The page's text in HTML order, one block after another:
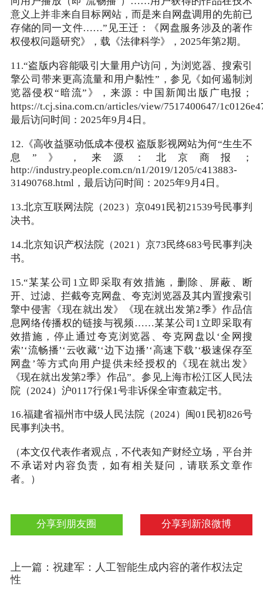
意义上并非来自目标网站，而是来自网盘调用的先前已
存储的同一文件……”见王迁：《网盘服务涉及的著作
权侵权问题研究》，载《法律科学》，2025年第2期。
11.“盗版内容能吸引大量用户访问，为浏览器、搜索引
擎公司带来更高流量和用户黏性”，参见《如何遏制浏
览器侵权“暗流”》，来源：中国新闻出版广电报；
https://t.cj.sina.com.cn/articles/view/7517400647/
最后访问时间：2025年9月4日。
12.《高收益驱动低成本侵权 盗版影视网站为何“生生不
息”》，来源：北京商报；
http://industry.people.com.cn/n1/2019/1205/c413883-
31490768.html，最后访问时间：2025年9月4日。
13.北京互联网法院（2023）京0491民初21539号民事判
决书。
14.北京知识产权法院（2021）京73民终683号民事判决
书。
15.“某某公司1立即采取有效措施，删除、屏蔽、断
开、过滤、拦截夸克网盘、夸克浏览器及其内置搜索引
擎中侵害《现在就出发》《现在就出发第2季》作品信
息网络传播权的链接与视频……某某公司1立即采取有
效措施，停止通过夸克浏览器、夸克网盘以‘全网搜
索’‘流畅播’‘云收藏’‘边下边播’‘高速下载’‘极速保存至
网盘’等方式向用户提供未经授权的《现在就出发》
《现在就出发第2季》作品”。参见上海市松江区人民法
院（2024）沪0117行保1号非诉保全审查裁定书。
16.福建省福州市中级人民法院（2024）闽01民初826号
民事判决书。
（本文仅代表作者观点，不代表知产财经立场，平台并
不承诺对内容负责，如有相关疑问，请联系文章作
者。）
分享到新浪微博
分享到朋友圈
上一篇：祝建军：人工智能生成内容的著作权法定
性